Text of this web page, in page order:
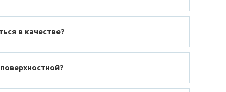
в качестве?